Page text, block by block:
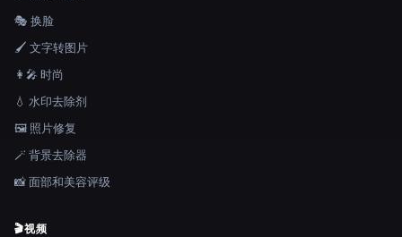
🎭 换脸
🖌️ 文字转图片
👩‍🎤 时尚
💧 水印去除剂
🖼️ 照片修复
🪄 背景去除器
📸 面部和美容评级
🎬视频